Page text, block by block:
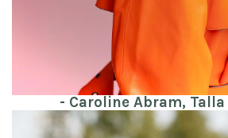
- Caroline Abram, Talla